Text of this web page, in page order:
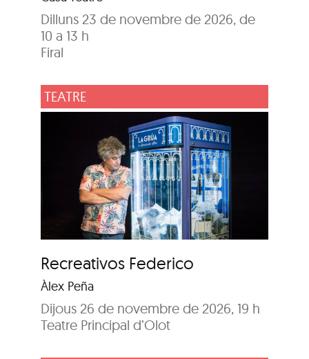
Dilluns 23 de novembre de 2026, de
10 a 13 h
Firal
TEATRE
Recreativos Federico
Àlex Peña
Dijous 26 de novembre de 2026, 19 h
Teatre Principal d’Olot